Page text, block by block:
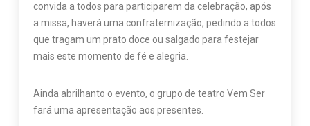
convida a todos para participarem da celebração, após
a missa, haverá uma confraternização, pedindo a todos
que tragam um prato doce ou salgado para festejar
mais este momento de fé e alegria.
Ainda abrilhanto o evento, o grupo de teatro Vem Ser
fará uma apresentação aos presentes.